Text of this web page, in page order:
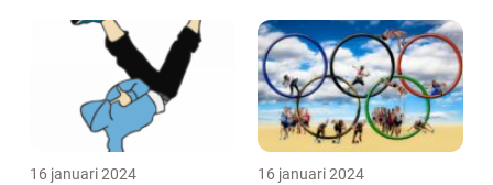
16 januari 2024 16 januari 2024